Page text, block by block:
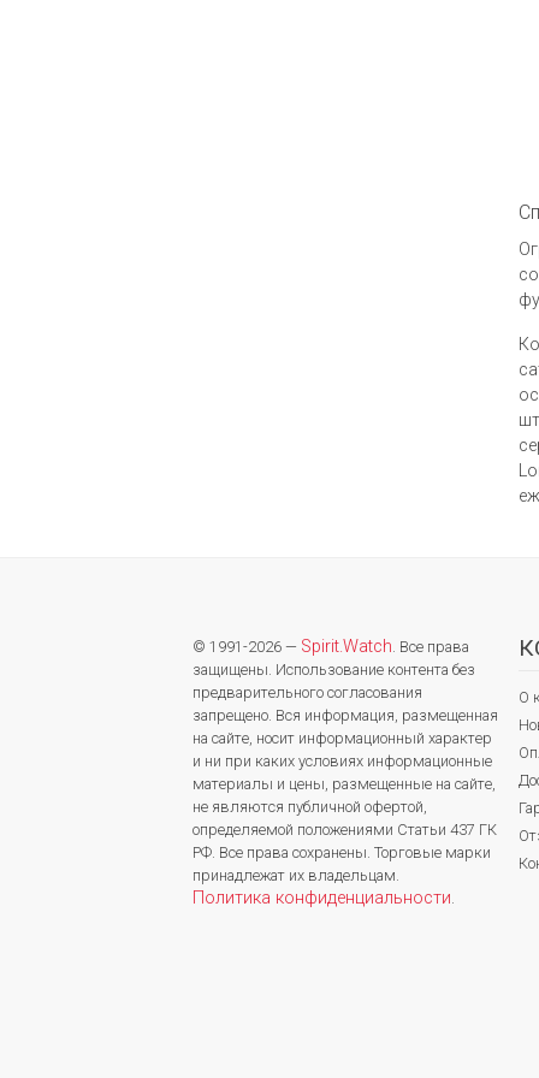
© 1991-2026 — Spirit.Watch. Все права
защищены. Использование контента без
предварительного согласования
запрещено. Вся информация, размещенная
на сайте, носит информационный характер
и ни при каких условиях информационные
материалы и цены, размещенные на сайте,
не являются публичной офертой,
определяемой положениями Статьи 437 ГК
РФ. Все права сохранены. Торговые марки
принадлежат их владельцам.
Политика конфиденциальности.
О